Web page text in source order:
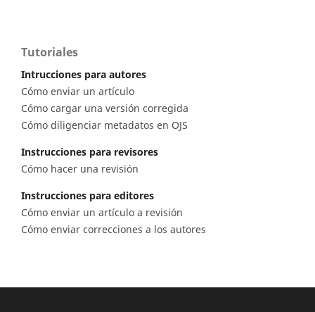
Tutoriales
Intrucciones para autores
Cómo enviar un artículo
Cómo cargar una versión corregida
Cómo diligenciar metadatos en OJS
Instrucciones para revisores
Cómo hacer una revisión
Instrucciones para editores
Cómo enviar un artículo a revisión
Cómo enviar correcciones a los autores